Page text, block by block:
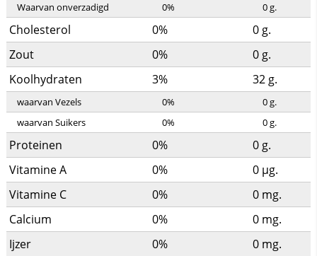
Waarvan onverzadigd
0% 0g.
Cholesterol 0% 0g.
Zout
0% 0g.
Koolhydraten
3% 32g.
waarvan Vezels 0% 0g.
waarvan Suikers
0% 0g.
Proteinen 0% 0g.
Vitamine A
0% 0 µg.
Vitamine C
0% 0 mg.
Calcium
0% 0 mg.
Ijzer
0% 0 mg.